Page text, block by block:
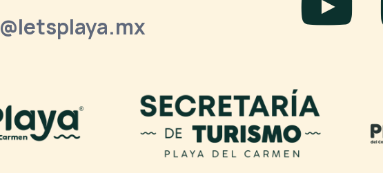
@letsplaya.mx